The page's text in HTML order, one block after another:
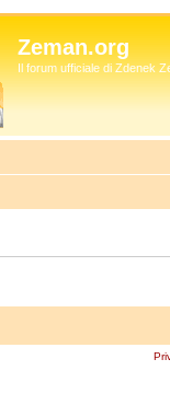
Zeman.org
Il forum ufficiale di Zdenek